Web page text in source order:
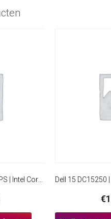
HP 250 G10 | 15.6″ Full HD IPS | Intel Core i5-1334U | 16GB RAM | 512GB SSD | Windows 11 Professional
€